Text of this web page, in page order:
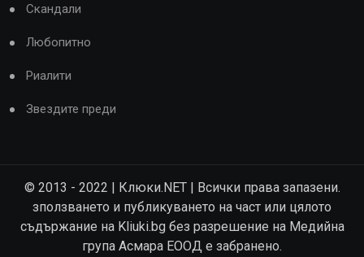
Скандали
Любопитно
Риалити
Звездите преди
© 2013 - 2022 | Клюки.NET | Всички права запазени.
зползването и публикуването на част или цялото
съдържание на Kliuki.bg без разрешение на Медийна
група Асмара ЕООД е забранено.